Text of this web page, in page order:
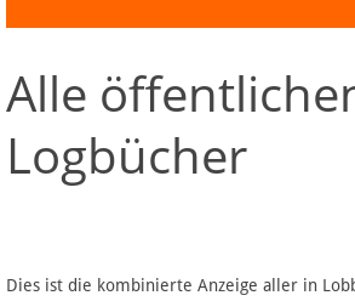
Navigation
Über Lobbypedia
Artikel nach Kategorien
Alle
Logbücher
Dies ist die kombinierte Anzeige aller in